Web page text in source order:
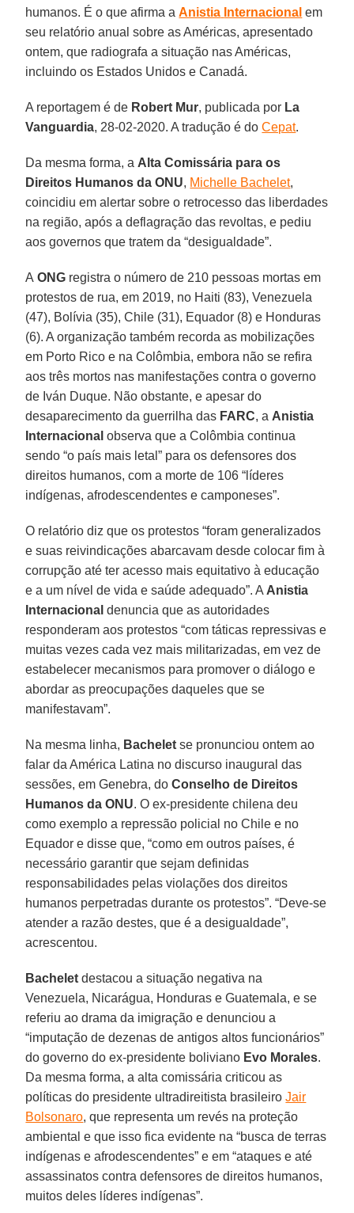
humanos. É o que afirma aAnistia Internacional em
seu relatório anual sobre as Américas, apresentado
ontem, que radiografa a situação nas Américas,
incluindo os Estados Unidos e Canadá.
A reportagem é de Robert Mur, publicada por La
Vanguardia, 28-02-2020. A tradução é doCepat.
Da mesma forma, a Alta Comissária para os
Direitos Humanos da ONU, Michelle Bachelet,
coincidiu em alertar sobre o retrocesso das liberdades
na região, após a deflagração das revoltas, e pediu
aos governos que tratem da “desigualdade”.
A ONG registra o número de 210 pessoas mortas em
protestos de rua, em 2019, no Haiti (83), Venezuela
(47), Bolívia (35), Chile (31), Equador (8) e Honduras
(6). A organização também recorda as mobilizações
em Porto Rico e na Colômbia, embora não se refira
aos três mortos nas manifestações contra o governo
de Iván Duque. Não obstante, e apesar do
desaparecimento da guerrilha das FARC, a Anistia
Internacional observa que a Colômbia continua
sendo “o país mais letal” para os defensores dos
direitos humanos, com a morte de 106 “líderes
indígenas, afrodescendentes e camponeses”.
O relatório diz que os protestos “foram generalizados
e suas reivindicações abarcavam desde colocar fim à
corrupção até ter acesso mais equitativo à educação
e a um nível de vida e saúde adequado”. A Anistia
Internacional denuncia que as autoridades
responderam aos protestos “com táticas repressivas e
muitas vezes cada vez mais militarizadas, em vez de
estabelecer mecanismos para promover o diálogo e
abordar as preocupações daqueles que se
manifestavam”.
Na mesma linha, Bachelet se pronunciou ontem ao
falar da América Latina no discurso inaugural das
sessões, em Genebra, doConselho de Direitos
Humanos da ONU. O ex-presidente chilena deu
como exemplo a repressão policial no Chile e no
Equador e disse que, “como em outros países, é
necessário garantir que sejam definidas
responsabilidades pelas violações dos direitos
humanos perpetradas durante os protestos”. “Deve-se
atender a razão destes, que é a desigualdade”,
acrescentou.
Bachelet destacou a situação negativa na
Venezuela, Nicarágua, Honduras e Guatemala, e se
referiu ao drama da imigração e denunciou a
“imputação de dezenas de antigos altos funcionários”
do governo do ex-presidente boliviano Evo Morales.
Da mesma forma, a alta comissária criticou as
políticas do presidente ultradireitista brasileiroJair
Bolsonaro, que representa um revés na proteção
ambiental e que isso fica evidente na “busca de terras
indígenas e afrodescendentes” e em “ataques e até
assassinatos contra defensores de direitos humanos,
muitos deles líderes indígenas”.